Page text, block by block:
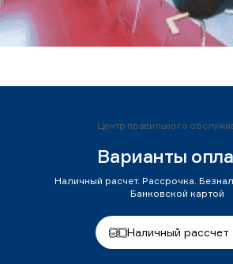
Центр правильного
Варианты
Наличный расчет. Рассрочка.
Банковской картой
Наличный рассчет